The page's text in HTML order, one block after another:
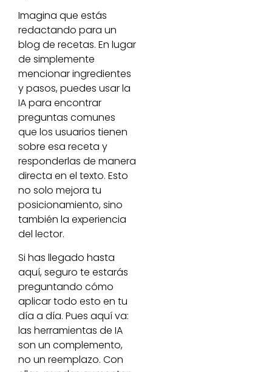
Imagina que estás
redactando para un
blog de recetas. En lugar
de simplemente
mencionar ingredientes
y pasos, puedes usar la
IA para encontrar
preguntas comunes
que los usuarios tienen
sobre esa receta y
responderlas de manera
directa en el texto. Esto
no solo mejora tu
posicionamiento, sino
también la experiencia
del lector.
Si has llegado hasta
aquí, seguro te estarás
preguntando cómo
aplicar todo esto en tu
día a día. Pues aquí va:
las herramientas de IA
son un complemento,
no un reemplazo. Con